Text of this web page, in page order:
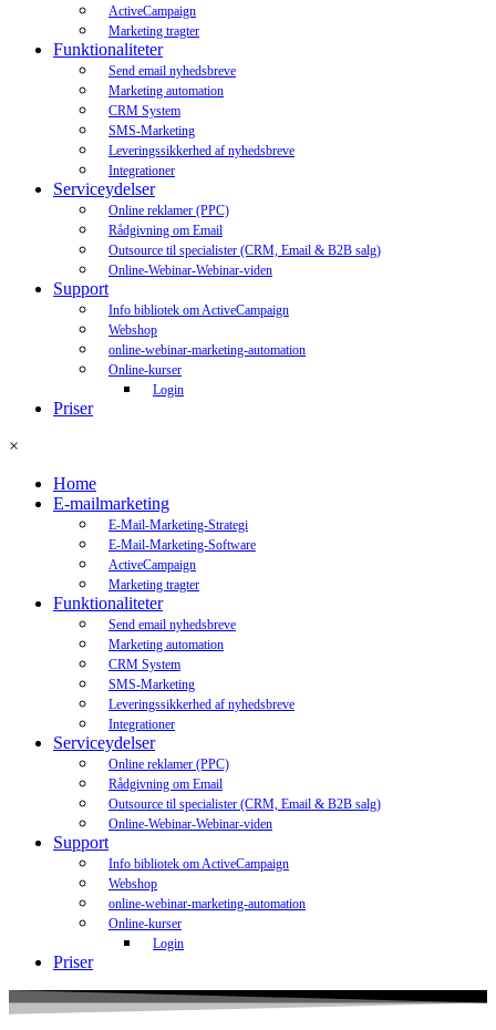
ActiveCampaign
Marketing tragter
Funktionaliteter
Send email nyhedsbreve
Marketing automation
CRM System
SMS-Marketing
Leveringssikkerhed af nyhedsbreve
Integrationer
Serviceydelser
Online reklamer (PPC)
Rådgivning om Email
Outsource til specialister (CRM, Email & B2B salg)
Online-Webinar-Webinar-viden
Support
Info bibliotek om ActiveCampaign
Webshop
online-webinar-marketing-automation
Online-kurser
Login
Priser
×
Home
E-mailmarketing
E-Mail-Marketing-Strategi
E-Mail-Marketing-Software
ActiveCampaign
Marketing tragter
Funktionaliteter
Send email nyhedsbreve
Marketing automation
CRM System
SMS-Marketing
Leveringssikkerhed af nyhedsbreve
Integrationer
Serviceydelser
Online reklamer (PPC)
Rådgivning om Email
Outsource til specialister (CRM, Email & B2B salg)
Online-Webinar-Webinar-viden
Support
Info bibliotek om ActiveCampaign
Webshop
online-webinar-marketing-automation
Online-kurser
Login
Priser